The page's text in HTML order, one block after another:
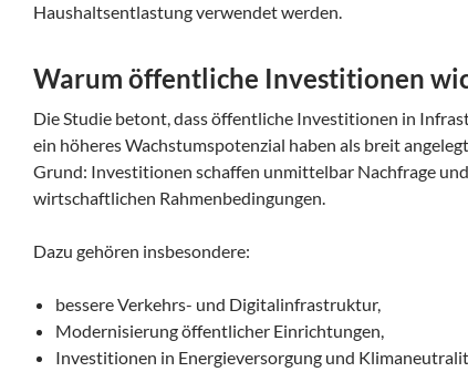
Haushaltsentlastung verwendet werden.
Warum öffentliche Investitionen
Die Studie betont, dass öffentliche Investitionen in
ein höheres Wachstumspotenzial haben als breit
Grund: Investitionen schaffen unmittelbar Nachfrage
wirtschaftlichen Rahmenbedingungen.
Dazu gehören insbesondere:
bessere Verkehrs- und Digitalinfrastruktur,
Modernisierung öffentlicher Einrichtungen,
Investitionen in Energieversorgung und